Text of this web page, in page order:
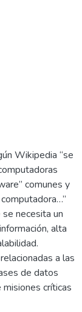
Wikipedia “se
comunes y
necesita un
alta
a las
de datos
críticas